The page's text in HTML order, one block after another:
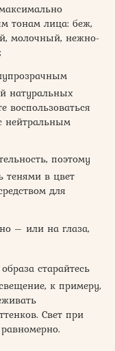
тонам лица: беж,
молочный, нежно-
натуральных
воспользоваться
нейтральным
поэтому
тенями в цвет
для
– или на глаза,
старайтесь
к примеру,
Свет при